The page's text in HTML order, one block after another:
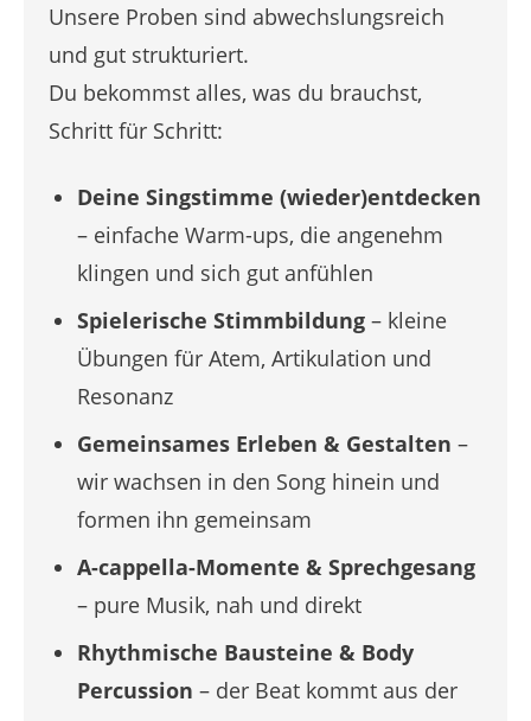
Unsere Proben sind abwechslungsreich
und gut strukturiert.
Du bekommst alles, was du brauchst,
Schritt für Schritt:
Deine Singstimme (wieder)entdecken
– einfache Warm-ups, die angenehm
klingen und sich gut anfühlen
Spielerische Stimmbildung – kleine
Übungen für Atem, Artikulation und
Resonanz
Gemeinsames Erleben & Gestalten –
wir wachsen in den Song hinein und
formen ihn gemeinsam
A-cappella-Momente & Sprechgesang
– pure Musik, nah und direkt
Rhythmische Bausteine & Body
Percussion – der Beat kommt aus der